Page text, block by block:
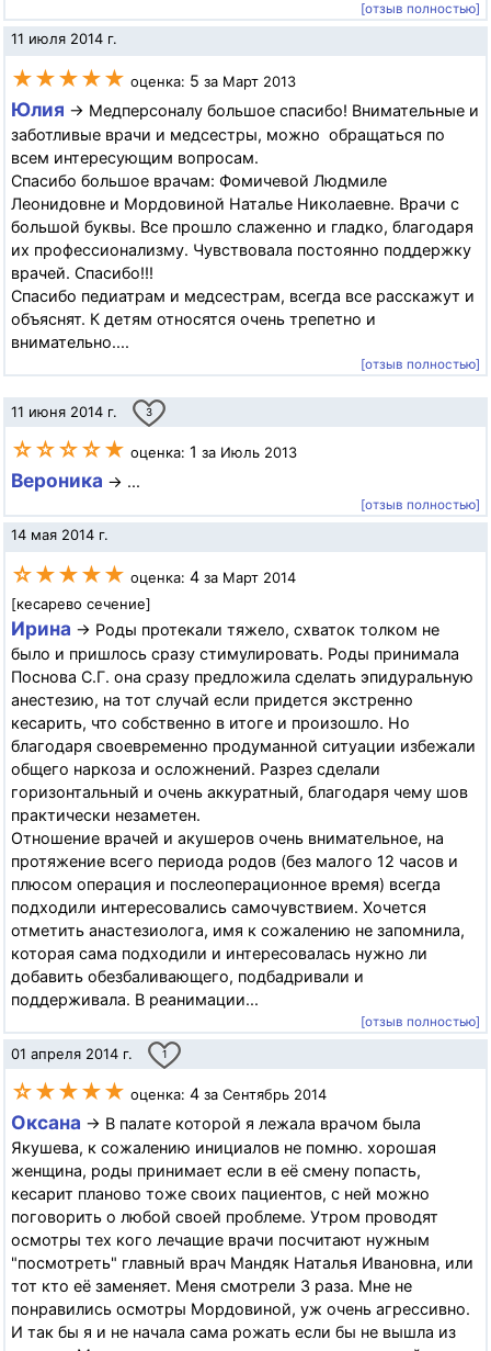
[отзыв полностью]
11 июля 2014 г.
★★★★★ оценка: 5 за Март 2013
Юлия → Медперсоналу большое спасибо! Внимательные и
заботливые врачи и медсестры, можно обращаться по
всем интересующим вопросам.
Спасибо большое врачам: Фомичевой Людмиле
Леонидовне и Мордовиной Наталье Николаевне. Врачи с
большой буквы. Все прошло слаженно и гладко, благодаря
их профессионализму. Чувствовала постоянно поддержку
врачей. Спасибо!!!
Спасибо педиатрам и медсестрам, всегда все расскажут и
объяснят. К детям относятся очень трепетно и
внимательно....
[отзыв полностью]
11 июня 2014 г. 3
☆☆☆☆★ оценка: 1 за Июль 2013
Вероника → ...
[отзыв полностью]
14 мая 2014 г.
☆★★★★ оценка: 4 за Март 2014
[кесарево сечение]
Ирина → Роды протекали тяжело, схваток толком не
было и пришлось сразу стимулировать. Роды принимала
Поснова С.Г. она сразу предложила сделать эпидуральную
анестезию, на тот случай если придется экстренно
кесарить, что собственно в итоге и произошло. Но
благодаря своевременно продуманной ситуации избежали
общего наркоза и осложнений. Разрез сделали
горизонтальный и очень аккуратный, благодаря чему шов
практически незаметен.
Отношение врачей и акушеров очень внимательное, на
протяжение всего периода родов (без малого 12 часов и
плюсом операция и послеоперационное время) всегда
подходили интересовались самочувствием. Хочется
отметить анастезиолога, имя к сожалению не запомнила,
которая сама подходили и интересовалась нужно ли
добавить обезбаливающего, подбадривали и
поддерживала. В реанимации...
[отзыв полностью]
01 апреля 2014 г. 1
☆★★★★ оценка: 4 за Сентябрь 2014
Оксана → В палате которой я лежала врачом была
Якушева, к сожалению инициалов не помню. хорошая
женщина, роды принимает если в её смену попасть,
кесарит планово тоже своих пациентов, с ней можно
поговорить о любой своей проблеме. Утром проводят
осмотры тех кого лечащие врачи посчитают нужным
"посмотреть" главный врач Мандяк Наталья Ивановна, или
тот кто её заменяет. Меня смотрели 3 раза. Мне не
понравились осмотры Мордовиной, уж очень агрессивно.
И так бы я и не начала сама рожать если бы не вышла из